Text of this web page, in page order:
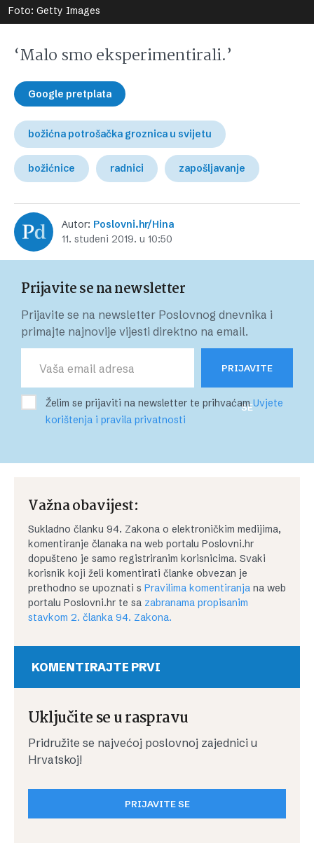
Foto: Getty Images
‘Malo smo eksperimentirali.’
Google pretplata
božićna potrošačka groznica u svijetu
božićnice radnici zapošljavanje
Autor: Poslovni.hr/Hina
11. studeni 2019. u 10:50
Prijavite se na newsletter
Prijavite se na newsletter Poslovnog dnevnika i
primajte najnovije vijesti direktno na email.
PRIJAVITE
SE
Želim se prijaviti na newsletter te prihvaćamUvjete
korištenja i pravila privatnosti
Važna obavijest:
Sukladno članku 94. Zakona o elektroničkim medijima,
komentiranje članaka na web portalu Poslovni.hr
dopušteno je samo registriranim korisnicima. Svaki
korisnik koji želi komentirati članke obvezan je
prethodno se upoznati s Pravilima komentiranja na web
portalu Poslovni.hr te sa zabranama propisanim
stavkom 2. članka 94. Zakona.
KOMENTIRAJTE PRVI
Uključite se u raspravu
Pridružite se najvećoj poslovnoj zajednici u
Hrvatskoj!
PRIJAVITE SE